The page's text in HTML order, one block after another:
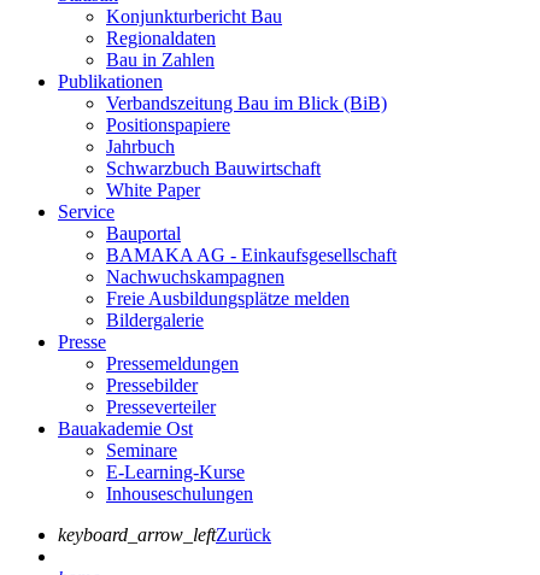
Konjunkturbericht Bau
Regionaldaten
Bau in Zahlen
Publikationen
Verbandszeitung Bau im Blick (BiB)
Positionspapiere
Jahrbuch
Schwarzbuch Bauwirtschaft
White Paper
Service
Bauportal
BAMAKA AG - Einkaufsgesellschaft
Nachwuchskampagnen
Freie Ausbildungsplätze melden
Bildergalerie
Presse
Pressemeldungen
Pressebilder
Presseverteiler
Bauakademie Ost
Seminare
E-Learning-Kurse
Inhouseschulungen
keyboard_arrow_leftZurück